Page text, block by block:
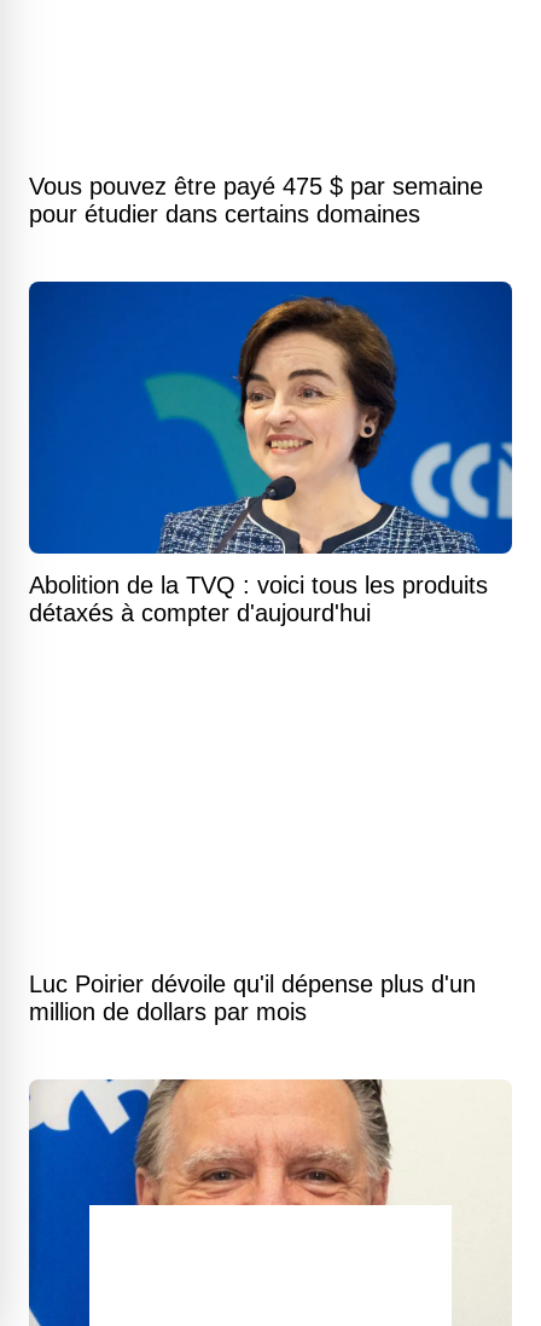
Vous pouvez être payé 475 $ par semaine
pour étudier dans certains domaines
Abolition de la TVQ : voici tous les produits
détaxés à compter d'aujourd'hui
Luc Poirier dévoile qu'il dépense plus d'un
million de dollars par mois